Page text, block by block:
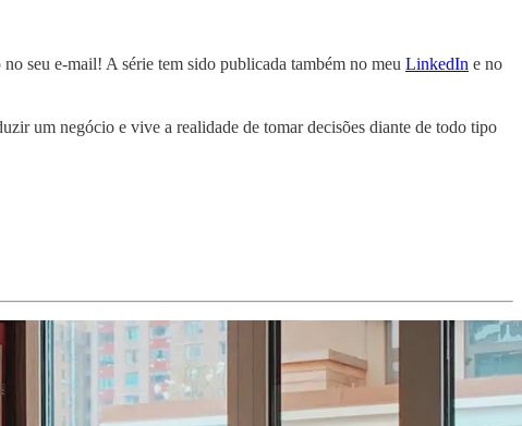
seu e-mail! A série tem sido publicada também no meu LinkedIn e no
um negócio e vive a realidade de tomar decisões diante de todo tipo